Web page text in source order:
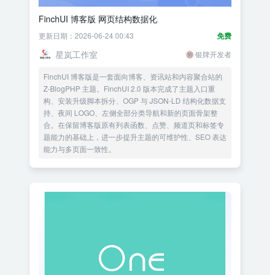
FinchUI 博客版 网页结构数据化
免费
更新日期：2026-06-24 00:43
星岚工作室 银牌开发者
FinchUI 博客版是一套面向博客、资讯站和内容聚合站的
Z-BlogPHP 主题。FinchUI 2.0 版本完成了主题入口重
构、安装升级脚本拆分、OGP 与 JSON-LD 结构化数据支
持、夜间 LOGO、左侧全部分类导航和新的页面骨架整
合。在保留博客版原有列表函数、点赞、频道页和标签专
题能力的基础上，进一步提升主题的可维护性、SEO 表达
能力与多页面一致性。